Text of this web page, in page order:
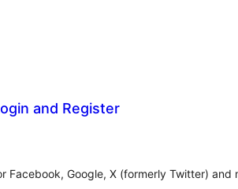
and Register
Facebook, Google, X (formerly Twitter) and